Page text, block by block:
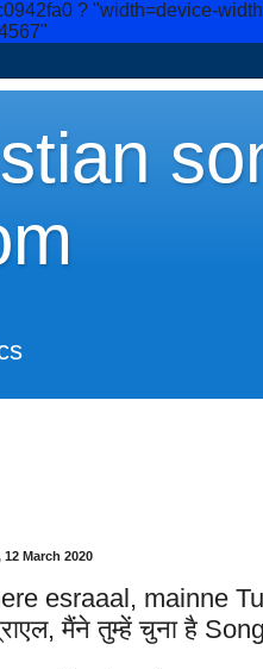
? "width=device-
March 2020
esraaal, mainne
मैंने तुम्हें चुना है